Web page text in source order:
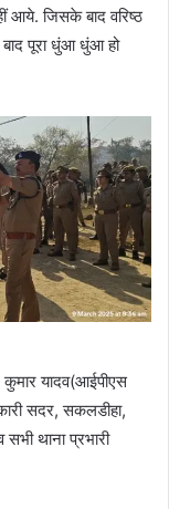
आये. जिसके बाद वरिष्ठ
पूरा धुंआ धुंआ हो
यादव(आईपीएस
सदर, सकलडीहा,
थाना प्रभारी